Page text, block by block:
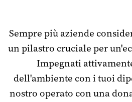
aziende
Sempre più aziende
un pilastro cruciale per
Impegnati
dell'ambiente con i tuoi
nostro operato con una